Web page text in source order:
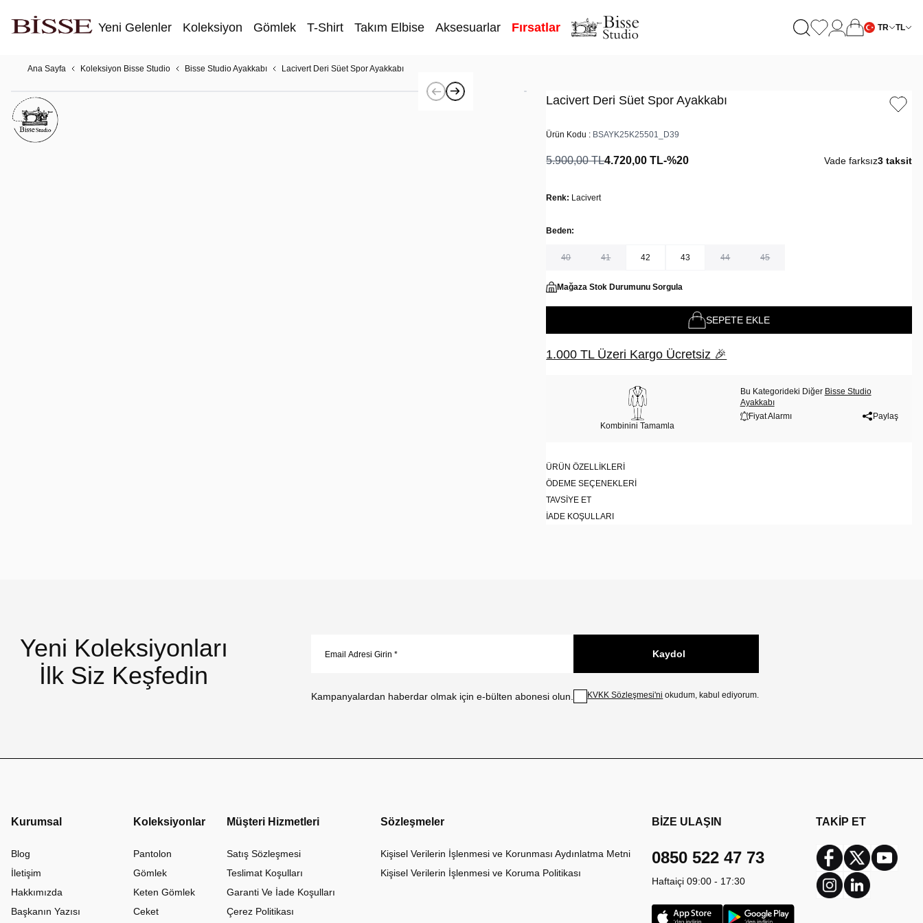
Yeni Gelenler Koleksiyon Gömlek T-Shirt Takım Elbise Aksesuarlar Fırsatlar TR TL
Ana Sayfa Koleksiyon Bisse Studio Bisse Studio Ayakkabı Lacivert Deri Süet Spor Ayakkabı
Lacivert Deri Süet Spor Ayakkabı
Ürün Kodu : BSAYK25K25501_D39
5.900,00TL4.720,00 TL-%20 Vade farksız3 taksit
Renk: Lacivert
Beden:
40 41 42 43 44 45
Mağaza Stok Durumunu Sorgula
SEPETE EKLE
1.000 TL Üzeri Kargo Ücretsiz 🎉
Kombinini Tamamla
Bu Kategorideki Diğer Bisse Studio
Ayakkabı
Fiyat Alarmı
Paylaş
ÜRÜN ÖZELLIKLERI
ÖDEME SEÇENEKLERI
TAVSIYE ET
İADE KOŞULLARI
Yeni Koleksiyonları
İlk Siz Keşfedin
Kampanyalardan haberdar olmak için e-bülten abonesi olun.
Kaydol
KVKK Sözleşmesi'ni okudum, kabul ediyorum.
Kurumsal
Blog
İletişim
Hakkımızda
Başkanın Yazısı
Koleksiyonlar
Pantolon
Gömlek
Keten Gömlek
Ceket
Müşteri Hizmetleri
Satış Sözleşmesi
Teslimat Koşulları
Garanti Ve İade Koşulları
Çerez Politikası
Sözleşmeler
Kişisel Verilerin İşlenmesi ve Korunması Aydınlatma Metni
Kişisel Verilerin İşlenmesi ve Koruma Politikası
BİZE ULAŞIN
0850 522 47 73
Haftaiçi 09:00 - 17:30
TAKİP ET
Facebook
Twitter
InstagramLinkedin